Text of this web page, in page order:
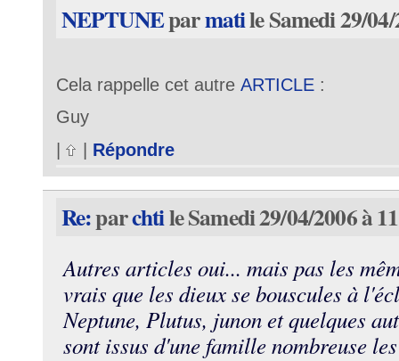
NEPTUNEparmatile Samedi 29/
Cela rappelle cet autre ARTICLE:
Guy
Répondre
Re:parchtile Samedi 29/04/2006 à
Autres articles oui... mais pas les
vrais que les dieux se bouscules à
Neptune, Plutus, junon et quelques
sont issus d'une famille nombreuse